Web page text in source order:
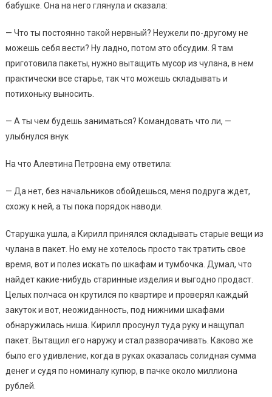
бабушке. Она на него глянула и сказала:
— Что ты постоянно такой нервный? Неужели по-другому не
можешь себя вести? Ну ладно, потом это обсудим. Я там
приготовила пакеты, нужно вытащить мусор из чулана, в нем
практически все старье, так что можешь складывать и
потихоньку выносить.
— А ты чем будешь заниматься? Командовать что ли, —
улыбнулся внук
На что Алевтина Петровна ему ответила:
— Да нет, без начальников обойдешься, меня подруга ждет,
схожу к ней, а ты пока порядок наводи.
Старушка ушла, а Кирилл принялся складывать старые вещи из
чулана в пакет. Но ему не хотелось просто так тратить свое
время, вот и полез искать по шкафам и тумбочка. Думал, что
найдет какие-нибудь старинные изделия и выгодно продаст.
Целых полчаса он крутился по квартире и проверял каждый
закуток и вот, неожиданность, под нижними шкафами
обнаружилась ниша. Кирилл просунул туда руку и нащупал
пакет. Вытащил его наружу и стал разворачивать. Каково же
было его удивление, когда в руках оказалась солидная сумма
денег и судя по номиналу купюр, в пачке около миллиона
рублей.